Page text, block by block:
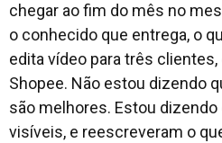
chegar ao fim do mês no
o conhecido que entrega, o
edita vídeo para três
Shopee. Não estou dizendo
são melhores. Estou
visíveis, e reescreveram o